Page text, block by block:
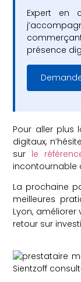
Expert en
présence
Pour aller plus
digitaux,
sur le
incontournable
La prochaine
meilleures
Lyon,
retour sur